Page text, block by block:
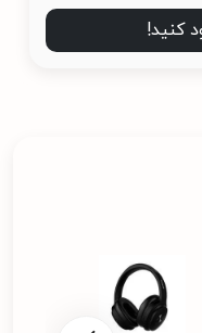
کنید!